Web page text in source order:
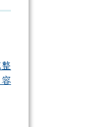
校協助轉知學
制特教學生助
容